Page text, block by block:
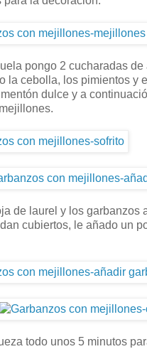
pongo 2 cucharadas
la cebolla, los pimientos y
dulce y a
de laurel y los garbanzos
cubiertos, le añado un
todo unos 5 minutos